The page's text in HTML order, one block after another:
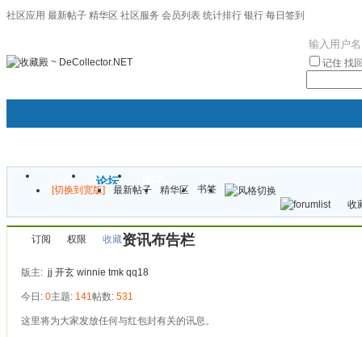
社区应用 最新帖子 精华区 社区服务 会员列表 统计排行 银行 每日签到
记住 找
门户 论坛
[切换到宽版] 最新帖子 精华区
书签
收
订阅 权限 资讯布告栏
收藏
版主: jj 开玄 winnie tmk qq18
今日: 0主题: 141帖数: 531
这里将为大家发放任何与红包封有关的讯息。